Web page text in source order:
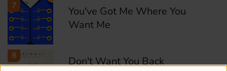
7
You've Got Me Where You
Want Me
8 Don't Want You Back